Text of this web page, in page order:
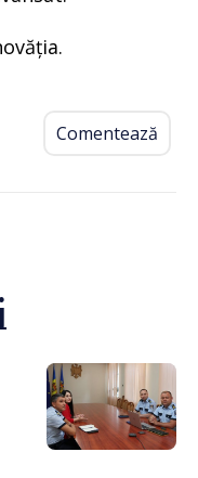
Comentează